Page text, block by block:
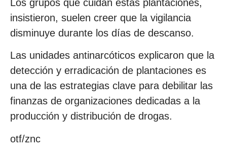
Los grupos que cuidan estas plantaciones,
insistieron, suelen creer que la vigilancia
disminuye durante los días de descanso.
Las unidades antinarcóticos explicaron que la
detección y erradicación de plantaciones es
una de las estrategias clave para debilitar las
finanzas de organizaciones dedicadas a la
producción y distribución de drogas.
otf/znc